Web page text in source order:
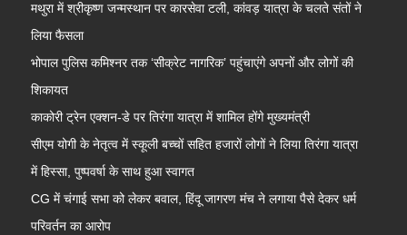
मथुरा में श्रीकृष्ण जन्मस्थान पर कारसेवा टली, कांवड़ यात्रा के चलते संतों ने
लिया फैसला
भोपाल पुलिस कमिश्नर तक ‘सीक्रेट नागरिक’ पहुंचाएंगे अपनों और लोगों की
शिकायत
काकोरी ट्रेन एक्शन-डे पर तिरंगा यात्रा में शामिल होंगे मुख्यमंत्री
सीएम योगी के नेतृत्व में स्कूली बच्चों सहित हजारों लोगों ने लिया तिरंगा यात्रा
में हिस्सा, पुष्पवर्षा के साथ हुआ स्वागत
CG में चंगाई सभा को लेकर बवाल, हिंदू जागरण मंच ने लगाया पैसे देकर धर्म
परिवर्तन का आरोप